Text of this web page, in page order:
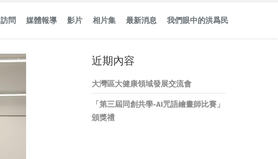
訪問 媒體報導 影片 相片集 最新消息 我們眼中的洪爲民
近期內容
大灣區大健康領域發展交流會
「第三屆同創共學-AI咒語繪畫師比賽」
頒獎禮